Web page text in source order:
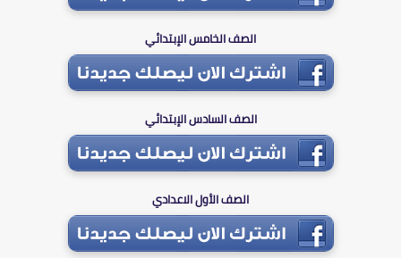
الصف الخامس الإبتدائي
الصف السادس الإبتدائي
الصف الأول الاعدادي